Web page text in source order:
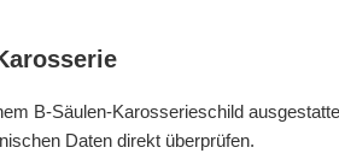
B-Säulen-Karosserieschild
Daten direkt überprüfen.